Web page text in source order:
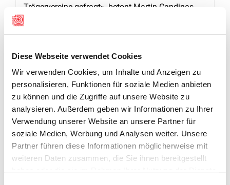
Diese Webseite verwendet Cookies
Wir verwenden Cookies, um Inhalte und Anzeigen zu
personalisieren, Funktionen für soziale Medien anbieten
zu können und die Zugriffe auf unsere Website zu
analysieren. Außerdem geben wir Informationen zu Ihrer
Verwendung unserer Website an unsere Partner für
soziale Medien, Werbung und Analysen weiter. Unsere
Partner führen diese Informationen möglicherweise mit
weiteren Daten zusammen, die Sie ihnen bereitgestellt
Trägervereine gefragt», betont Martin Candinas.
SCHIESSEN IN GANZ GRAUBÜNDEN
örtlichen Schützenvereine als Trägervereine
gewonnen werden. Oberstes Ziel von Hubert
Tomaschett, dem Abteilungsleiter Schiessen, ist
dabei stets die Sicherheit im Schiessbetrieb sowie
eine unfallfreie Durchführung des ESF2026. «Es
sind total 140 Stiche, die wir anbieten. In 76
Stichen können die Schützinnen und Schützen die
Medaillen und 16 Meisterschaften die begehrten